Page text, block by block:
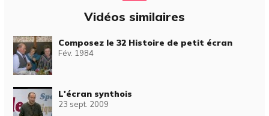
Vidéos similaires
Composez le 32 Histoire de petit écran
Fév. 1984
L'écran synthois
23 sept. 2009